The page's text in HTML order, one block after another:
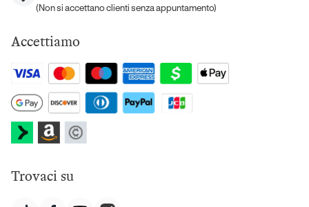
(Non si accettano clienti senza appuntamento)
Accettiamo
Trovaci su